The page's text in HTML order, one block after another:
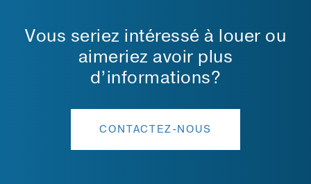
Vous seriez intéressé à louer ou
aimeriez avoir plus
d’informations?
CONTACTEZ-NOUS